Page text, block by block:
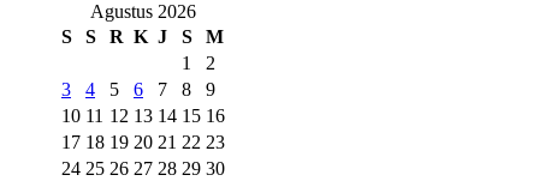
Agustus 2026
S
S R K J S
M
1
2
3
4 5 6 7 8
9
10 11 12 13 14 15 16
17 18 19 20 21 22 23
24 25 26 27 28 29 30